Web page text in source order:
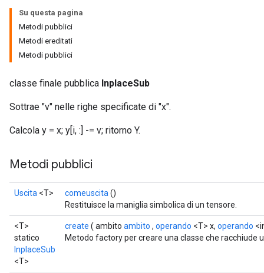
Su questa pagina
Metodi pubblici
Metodi ereditati
Metodi pubblici
classe finale pubblica InplaceSub
Sottrae "v" nelle righe specificate di "x".
Calcola y = x; y[i, :] -= v; ritorno Y.
Metodi pubblici
Uscita <T> comeuscita ()
Restituisce la maniglia simbolica di un tensore.
<T>
statico
InplaceSub
<T>
create ( ambito ambito , operando <T> x, operando
Metodo factory per creare una classe che racchiude